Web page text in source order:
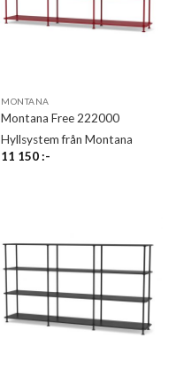
MONTANA
Montana Free 222000
Hyllsystem från Montana
11 150:-